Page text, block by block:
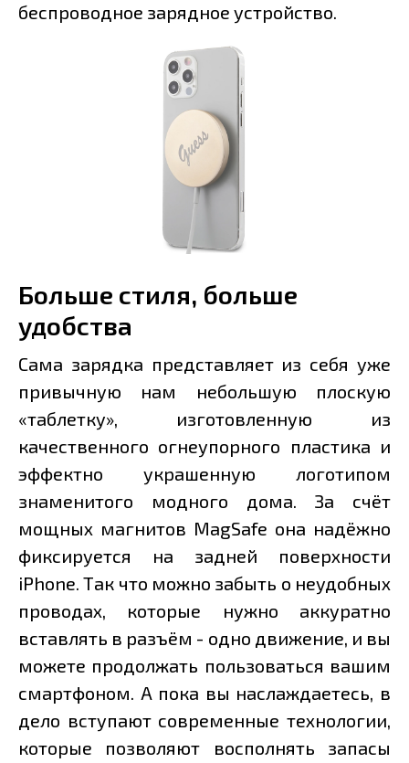
беспроводное зарядное устройство.
Больше стиля, больше
удобства
Сама зарядка представляет из себя уже
привычную нам небольшую плоскую
«таблетку», изготовленную из
качественного огнеупорного пластика и
эффектно украшенную логотипом
знаменитого модного дома. За счёт
мощных магнитов MagSafe она надёжно
фиксируется на задней поверхности
iPhone. Так что можно забыть о неудобных
проводах, которые нужно аккуратно
вставлять в разъём - одно движение, и вы
можете продолжать пользоваться вашим
смартфоном. А пока вы наслаждаетесь, в
дело вступают современные технологии,
которые позволяют восполнять запасы